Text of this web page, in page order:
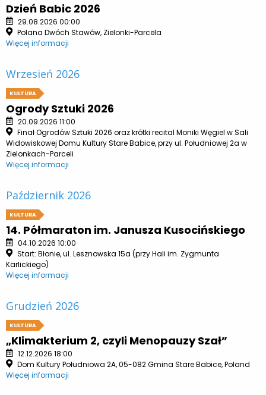
Dzień Babic 2026
29.08.2026 00:00
Polana Dwóch Stawów, Zielonki-Parcela
Więcej informacji
Wrzesień 2026
KULTURA
Ogrody Sztuki 2026
20.09.2026 11:00
Finał Ogrodów Sztuki 2026 oraz krótki recital Moniki Węgiel w Sali
Widowiskowej Domu Kultury Stare Babice, przy ul. Południowej 2a w
Zielonkach-Parceli
Więcej informacji
Październik 2026
KULTURA
14. Półmaraton im. Janusza Kusocińskiego
04.10.2026 10:00
Start: Błonie, ul. Lesznowska 15a (przy Hali im. Zygmunta
Karlickiego)
Więcej informacji
Grudzień 2026
KULTURA
„Klimakterium 2, czyli Menopauzy Szał”
12.12.2026 18:00
Dom Kultury Południowa 2A, 05-082 Gmina Stare Babice, Poland
Więcej informacji